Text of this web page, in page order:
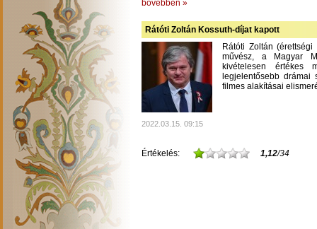
bővebben »
Rátóti Zoltán Kossuth-díjat kapott
Rátóti Zoltán
művész, a Magyar
kivételesen értékes
legjelentősebb drámai
filmes alakításai
2022.03.15. 09:15
Értékelés: 1,12/34